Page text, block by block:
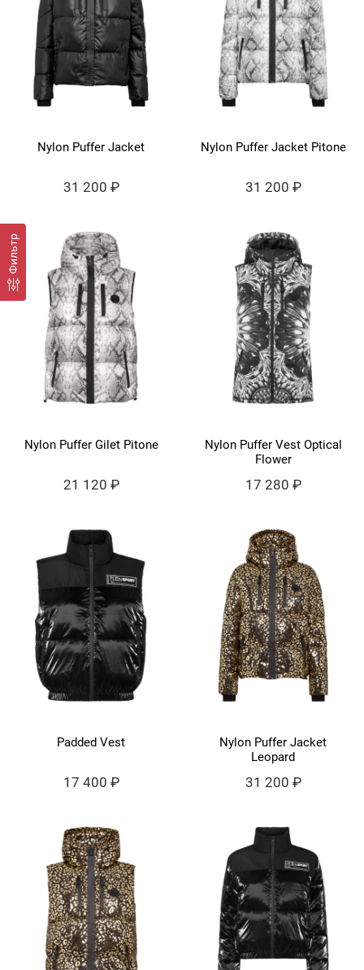
Фильтр
Nylon Puffer Jacket
31 200 ₽
Nylon Puffer Jacket Pitone
31 200 ₽
Nylon Puffer Gilet Pitone
21 120 ₽
Nylon Puffer Vest Optical
Flower
17 280 ₽
Padded Vest
17 400 ₽
Nylon Puffer Jacket
Leopard
31 200 ₽